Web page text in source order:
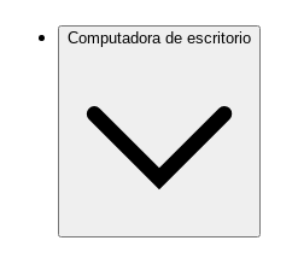
Computadora de escritorio